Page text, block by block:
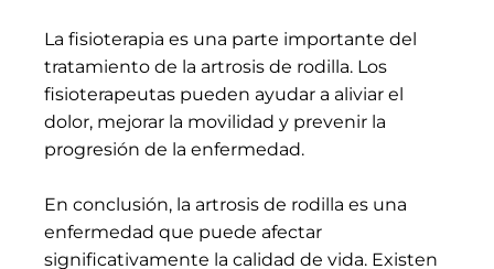
La fisioterapia es una parte importante del
tratamiento de la artrosis de rodilla. Los
fisioterapeutas pueden ayudar a aliviar el
dolor, mejorar la movilidad y prevenir la
progresión de la enfermedad.
En conclusión, la artrosis de rodilla es una
enfermedad que puede afectar
significativamente la calidad de vida. Existen